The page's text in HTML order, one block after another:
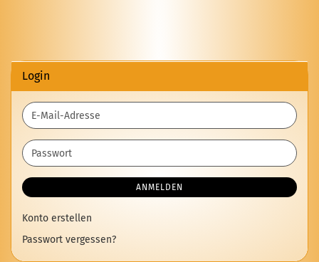
Login
E-
Mail-
Adresse
Passwort
ANMELDEN
Konto erstellen
Passwort vergessen?